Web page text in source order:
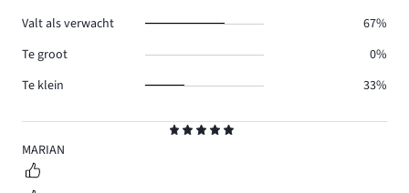
5
MARIAN
Valt als verwacht
67%
Te groot
0%
Te klein
33%